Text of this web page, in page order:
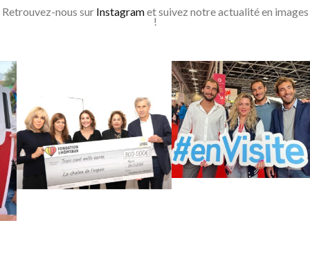
Retrouvez-nous sur Instagramet suivez notre actualité en images
!